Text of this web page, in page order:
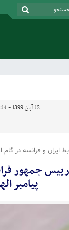
12 آبان 1399 - 11:14
ایران و فرانسه در گام
جمهور
پیامبر